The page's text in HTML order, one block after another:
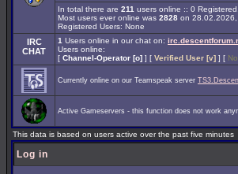
In total there are 211 users online :: 0
Most users ever online was 2828 on
Registered Users: None
IRC
CHAT
1 Users online in our chat on:
Users online:
[ Channel-Operator [o] ] [ Verified User [v] ] [
Currently online on our Teamspeak server
Active Gameservers - this function does not work
This data is based on users active over the past five minutes
Log in